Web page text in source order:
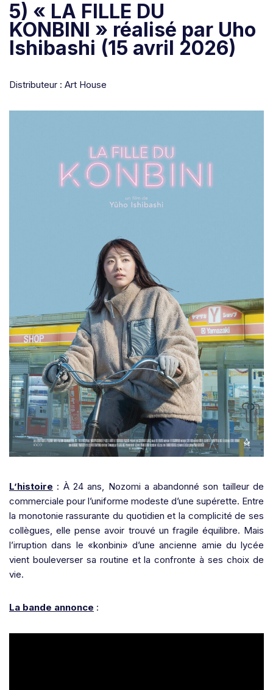
5) « LA FILLE DU
KONBINI » réalisé par Uho
Ishibashi (15 avril 2026)
Distributeur : Art House
L’histoire : À 24 ans, Nozomi a abandonné son tailleur de
commerciale pour l’uniforme modeste d’une supérette. Entre
la monotonie rassurante du quotidien et la complicité de ses
collègues, elle pense avoir trouvé un fragile équilibre. Mais
l’irruption dans le «konbini» d’une ancienne amie du lycée
vient bouleverser sa routine et la confronte à ses choix de
vie.
La bande annonce :